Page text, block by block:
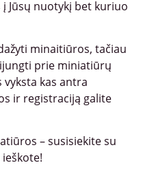
Jūsų nuotykį bet kuriuo
minaitiūros, tačiau
prie miniatiūrų
kas antra
ir registraciją galite
– susisiekite su